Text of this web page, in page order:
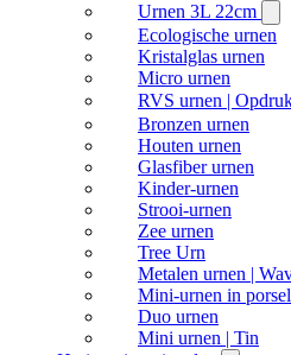
Urnen 3L 22cm
Ecologische urnen
Kristalglas urnen
Micro urnen
RVS urnen |
Bronzen urnen
Houten urnen
Glasfiber urnen
Kinder-urnen
Strooi-urnen
Zee urnen
Tree Urn
Metalen urnen |
Mini-urnen in
Duo urnen
Mini urnen | Tin